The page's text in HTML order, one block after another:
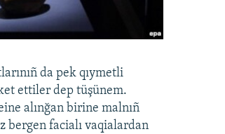
da pek qıymetli
ettiler dep tüşünem.
alınğan birine malnıñ
bergen facialı vaqialardan